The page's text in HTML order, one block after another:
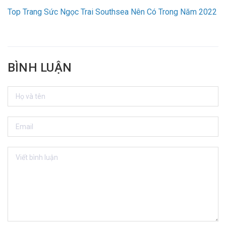
Top Trang Sức Ngọc Trai Southsea Nên Có Trong Năm 2022
BÌNH LUẬN